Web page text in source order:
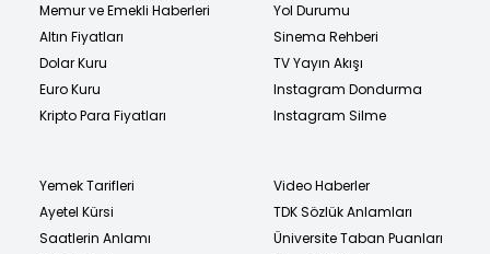
Memur ve Emekli Haberleri
Altın Fiyatları
Dolar Kuru
Euro Kuru
Kripto Para Fiyatları
Yol Durumu
Sinema Rehberi
TV Yayın Akışı
Instagram Dondurma
Instagram Silme
Yemek Tarifleri
Ayetel Kürsi
Saatlerin Anlamı
Video Haberler
TDK Sözlük Anlamları
Üniversite Taban Puanları